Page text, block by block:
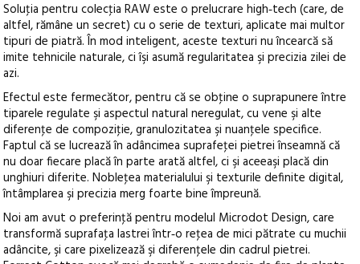
Soluţia pentru colecţia RAW este o prelucrare high‑tech (care, de
altfel, rămâne un secret) cu o serie de texturi, aplicate mai multor
tipuri de piatră. În mod inteligent, aceste texturi nu încearcă să
imite tehnicile naturale, ci îşi asumă regularitatea şi precizia zilei de
azi.
Efectul este fermecător, pentru că se obţine o suprapunere între
tiparele regulate şi aspectul natural neregulat, cu vene şi alte
diferenţe de compoziţie, granulozitatea şi nuanţele specifice.
Faptul că se lucrează în adâncimea suprafeţei pietrei înseamnă că
nu doar fiecare placă în parte arată altfel, ci şi aceeaşi placă din
unghiuri diferite. Nobleţea materialului şi texturile definite digital,
întâmplarea şi precizia merg foarte bine împreună.
Noi am avut o preferinţă pentru modelul Microdot Design, care
transformă suprafaţa lastrei într‑o reţea de mici pătrate cu muchii
adâncite, şi care pixelizează şi diferenţele din cadrul pietrei.